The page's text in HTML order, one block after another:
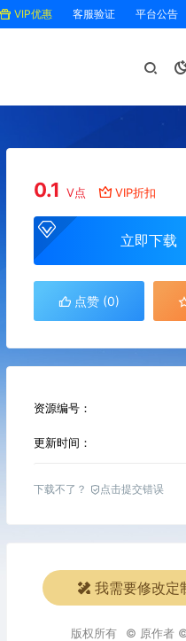
VIP优惠 客服验证 平台公告
0.1 V点 VIP折扣
立即下载
点赞 (0)
资源编号：
更新时间：
下载不了？ 点击提交错误
我需要修改定
版权所有 © 原作者